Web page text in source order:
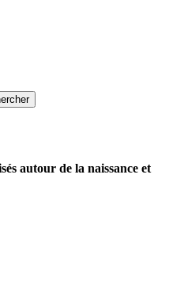
autour de la naissance et